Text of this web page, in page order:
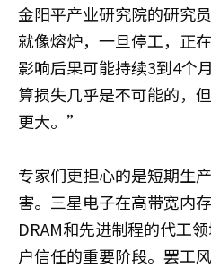
金阳平产业研究院的研究
就像熔炉，一旦停工，正
影响后果可能持续3到4
算损失几乎是不可能的，
更大。”
专家们更担心的是短期生
害。三星电子在高带宽内
DRAM和先进制程的代工
户信任的重要阶段。罢工